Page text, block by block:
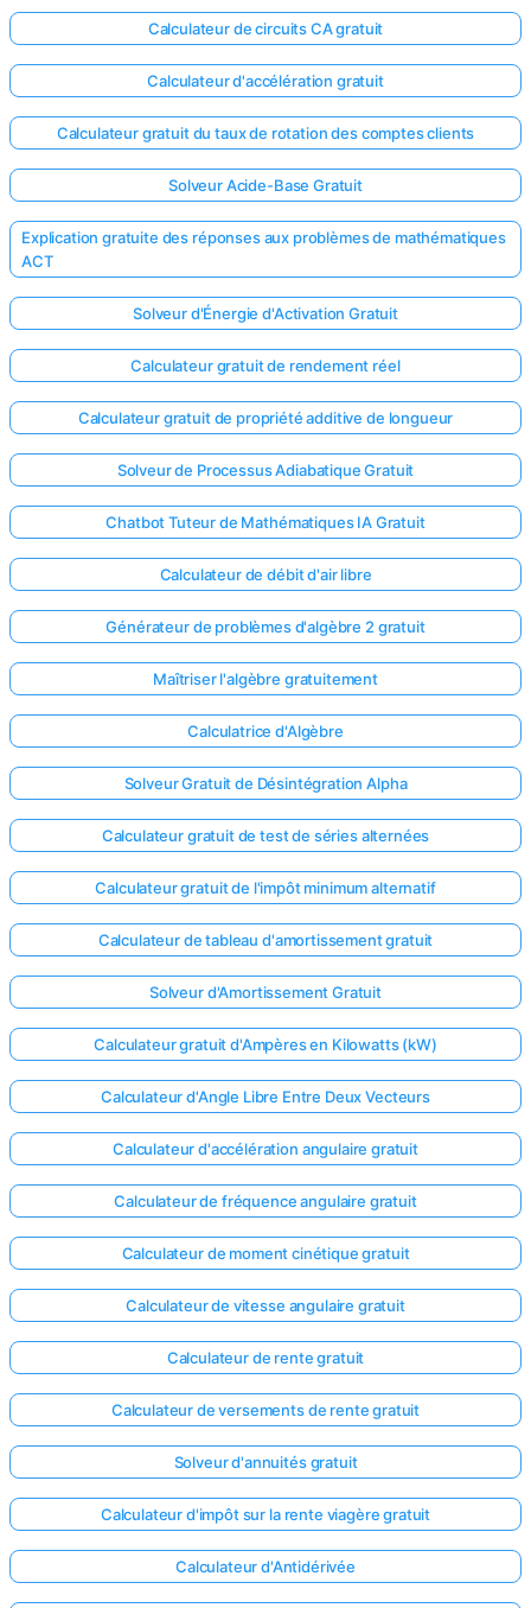
le
Posez
votre
Calculateur de circuits CA gratuit
Calculateur d'accélération gratuit
Calculateur gratuit du taux de rotation des comptes clients
Solveur Acide-Base Gratuit
Explication gratuite des réponses aux problèmes de mathématiques
ACT
Solveur d'Énergie d'Activation Gratuit
Calculateur gratuit de rendement réel
Calculateur gratuit de propriété additive de longueur
Solveur de Processus Adiabatique Gratuit
Chatbot Tuteur de Mathématiques IA Gratuit
Calculateur de débit d'air libre
Générateur de problèmes d'algèbre 2 gratuit
Maîtriser l'algèbre gratuitement
Calculatrice d'Algèbre
Solveur Gratuit de Désintégration Alpha
Calculateur gratuit de test de séries alternées
Calculateur gratuit de l'impôt minimum alternatif
Calculateur de tableau d'amortissement gratuit
Solveur d'Amortissement Gratuit
Calculateur gratuit d'Ampères en Kilowatts (kW)
Calculateur d'Angle Libre Entre Deux Vecteurs
Calculateur d'accélération angulaire gratuit
Calculateur de fréquence angulaire gratuit
Calculateur de moment cinétique gratuit
Calculateur de vitesse angulaire gratuit
Calculateur de rente gratuit
Calculateur de versements de rente gratuit
Solveur d'annuités gratuit
Calculateur d'impôt sur la rente viagère gratuit
Calculateur d'Antidérivée